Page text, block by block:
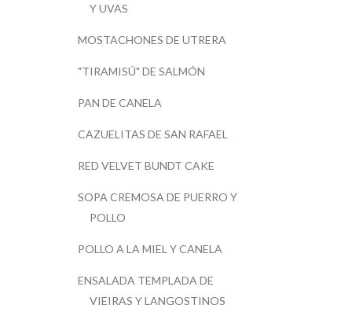
Y UVAS
MOSTACHONES DE UTRERA
"TIRAMISÚ" DE SALMÓN
PAN DE CANELA
CAZUELITAS DE SAN RAFAEL
RED VELVET BUNDT CAKE
SOPA CREMOSA DE PUERRO Y
POLLO
POLLO A LA MIEL Y CANELA
ENSALADA TEMPLADA DE
VIEIRAS Y LANGOSTINOS